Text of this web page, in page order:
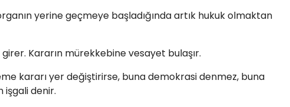
yerine geçmeye başladığında artık hukuk olmaktan
Kararın mürekkebine vesayet bulaşır.
kararı yer değiştirirse, buna demokrasi denmez, buna
işgali denir.